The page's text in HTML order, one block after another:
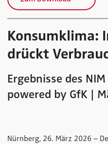
Konsumklima:
drückt
Ergebnisse des
powered by GfK |
Nürnberg, 26. März 2026 –